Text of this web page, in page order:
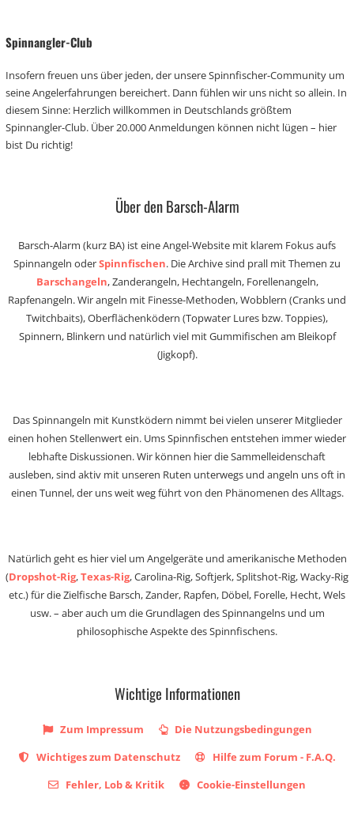
Spinnangler-Club
Insofern freuen uns über jeden, der unsere Spinnfischer-Community um
seine Angelerfahrungen bereichert. Dann fühlen wir uns nicht so allein. In
diesem Sinne: Herzlich willkommen in Deutschlands größtem
Spinnangler-Club. Über 20.000 Anmeldungen können nicht lügen – hier
bist Du richtig!
Über den Barsch-Alarm
Barsch-Alarm (kurz BA) ist eine Angel-Website mit klarem Fokus aufs
Spinnangeln oderSpinnfischen. Die Archive sind prall mit Themen zu
Barschangeln, Zanderangeln, Hechtangeln, Forellenangeln,
Rapfenangeln. Wir angeln mit Finesse-Methoden, Wobblern (Cranks und
Twitchbaits), Oberflächenködern (Topwater Lures bzw. Toppies),
Spinnern, Blinkern und natürlich viel mit Gummifischen am Bleikopf
(Jigkopf).
Das Spinnangeln mit Kunstködern nimmt bei vielen unserer Mitglieder
einen hohen Stellenwert ein. Ums Spinnfischen entstehen immer wieder
lebhafte Diskussionen. Wir können hier die Sammelleidenschaft
ausleben, sind aktiv mit unseren Ruten unterwegs und angeln uns oft in
einen Tunnel, der uns weit weg führt von den Phänomenen des Alltags.
Natürlich geht es hier viel um Angelgeräte und amerikanische Methoden
(Dropshot-Rig,Texas-Rig, Carolina-Rig, Softjerk, Splitshot-Rig, Wacky-Rig
etc.) für die Zielfische Barsch, Zander, Rapfen, Döbel, Forelle, Hecht, Wels
usw. – aber auch um die Grundlagen des Spinnangelns und um
philosophische Aspekte des Spinnfischens.
Wichtige Informationen
Zum Impressum
Die Nutzungsbedingungen
Wichtiges zum Datenschutz
Hilfe zum Forum - F.A.Q.
Fehler, Lob & Kritik
Cookie-Einstellungen